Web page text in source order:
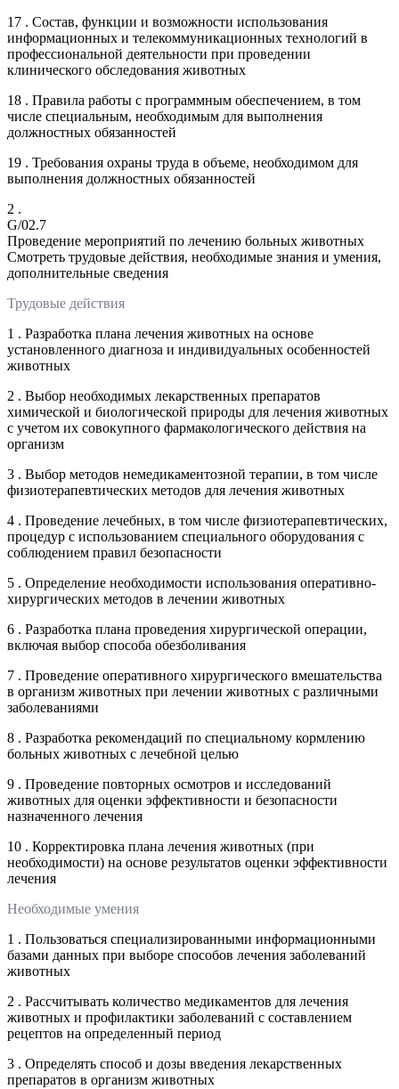
17 . Состав, функции и возможности использования
информационных и телекоммуникационных технологий в
профессиональной деятельности при проведении
клинического обследования животных
18 . Правила работы с программным обеспечением, в том
числе специальным, необходимым для выполнения
должностных обязанностей
19 . Требования охраны труда в объеме, необходимом для
выполнения должностных обязанностей
2 .
G/02.7
Проведение мероприятий по лечению больных животных
Смотреть трудовые действия, необходимые знания и умения,
дополнительные сведения
Трудовые действия
1 . Разработка плана лечения животных на основе
установленного диагноза и индивидуальных особенностей
животных
2 . Выбор необходимых лекарственных препаратов
химической и биологической природы для лечения животных
с учетом их совокупного фармакологического действия на
организм
3 . Выбор методов немедикаментозной терапии, в том числе
физиотерапевтических методов для лечения животных
4 . Проведение лечебных, в том числе физиотерапевтических,
процедур с использованием специального оборудования с
соблюдением правил безопасности
5 . Определение необходимости использования оперативно-
хирургических методов в лечении животных
6 . Разработка плана проведения хирургической операции,
включая выбор способа обезболивания
7 . Проведение оперативного хирургического вмешательства
в организм животных при лечении животных с различными
заболеваниями
8 . Разработка рекомендаций по специальному кормлению
больных животных с лечебной целью
9 . Проведение повторных осмотров и исследований
животных для оценки эффективности и безопасности
назначенного лечения
10 . Корректировка плана лечения животных (при
необходимости) на основе результатов оценки эффективности
лечения
Необходимые умения
1 . Пользоваться специализированными информационными
базами данных при выборе способов лечения заболеваний
животных
2 . Рассчитывать количество медикаментов для лечения
животных и профилактики заболеваний с составлением
рецептов на определенный период
3 . Определять способ и дозы введения лекарственных
препаратов в организм животных